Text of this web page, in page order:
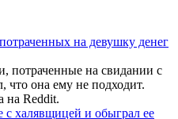
на девушку денег
потраченные на свидании с
что она ему не подходит.
на Reddit.